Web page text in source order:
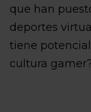
que han
deportes
tiene
cultura